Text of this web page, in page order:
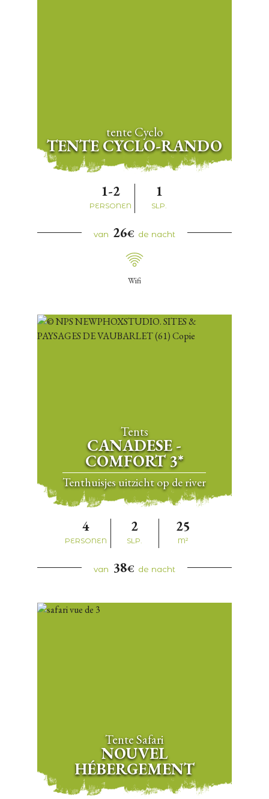
tente Cyclo
TENTE CYCLO-RANDO
1-2
PERSONEN
1
SLP.
van 26€ de nacht
Wifi
Tents
CANADESE -
COMFORT 3*
Tenthuisjes uitzicht op de river
4
PERSONEN
2
SLP.
25
M²
van 38€ de nacht
Tente Safari
NOUVEL
HÉBERGEMENT